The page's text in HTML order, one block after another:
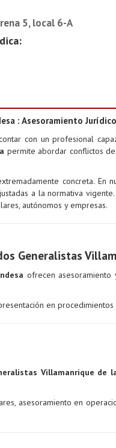
5, local 6-A
: Asesoramiento
con un profesional
permite abordar conflictos
concreta. En
a la normativa
autónomos y empresas.
Generalistas
ofrecen
en procedimientos
Villamanrique de
asesoramiento en